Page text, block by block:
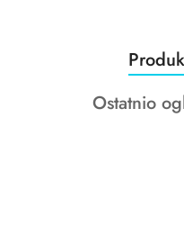
Pomiń karuzelę
o
Produkty
Ostatnio